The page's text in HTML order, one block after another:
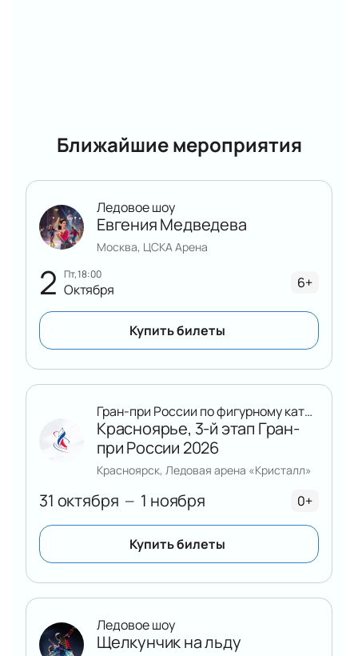
Ближайшие мероприятия
2 пт, 18:00
Октября
Ледовое шоу
Евгения Медведева
Москва, ЦСКА Арена
6+
Купить билеты
31 октября — 1 ноября
Гран-при России по фигурному катанию
Красноярье, 3-й этап Гран-
при России 2026
Красноярск, Ледовая арена «Кристалл»
0+
Купить билеты
Ледовое шоу
Щелкунчик на льду